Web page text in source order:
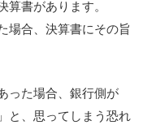
書があります。
場合、決算書にその旨
った場合、銀行側が
と、思ってしまう恐れ